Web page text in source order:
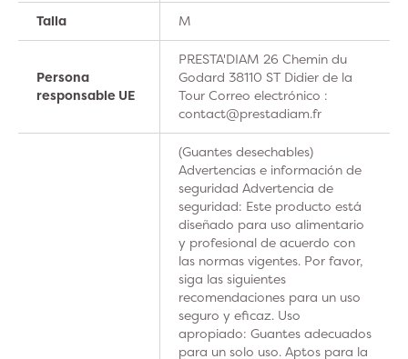
Talla M
Persona
responsable UE
PRESTA'DIAM 26 Chemin du
Godard 38110 ST Didier de la
Tour Correo electrónico :
contact@prestadiam.fr
(Guantes desechables)
Advertencias e información de
seguridad Advertencia de
seguridad: Este producto está
diseñado para uso alimentario
y profesional de acuerdo con
las normas vigentes. Por favor,
siga las siguientes
recomendaciones para un uso
seguro y eficaz. Uso
apropiado: Guantes adecuados
para un solo uso. Aptos para la